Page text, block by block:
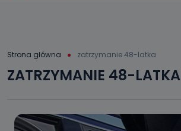
Strona główna zatrzymanie 48-latka
ZATRZYMANIE 48-LATKA